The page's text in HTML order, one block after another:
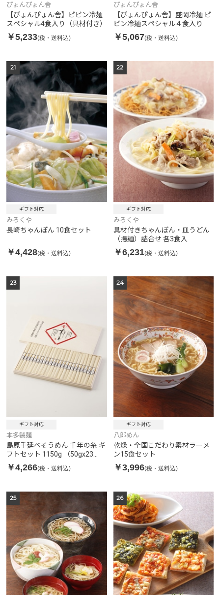
ぴょんぴょん舎
【ぴょんぴょん舎】ピビン冷麺
スペシャル4食入り（具材付き）
￥5,233(税・送料込)
ぴょんぴょん舎
【ぴょんぴょん舎】盛岡冷麺 ピ
ビン冷麺スペシャル４食入り
￥5,067(税・送料込)
21
ギフト対応
みろくや
長崎ちゃんぽん 10食セット
￥4,428(税・送料込)
22
ギフト対応
みろくや
具材付きちゃんぽん・皿うどん
（揚麺）詰合せ 各3食入
￥6,231(税・送料込)
23
ギフト対応
本多製麺
島原手延べそうめん 千年の糸 ギ
フトセット 1150g （50gx23
束）
￥4,266(税・送料込)
24
ギフト対応
八郎めん
乾燥・全国こだわり素材ラーメ
ン15食セット
￥3,996(税・送料込)
25 26